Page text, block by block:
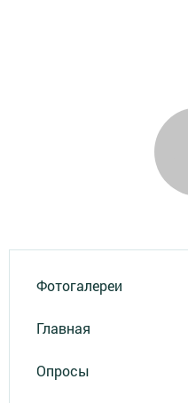
Фотогалереи
Главная
Опросы